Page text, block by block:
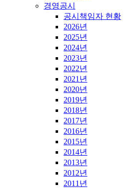
경영공시
공시책임자 현황
2026년
2025년
2024년
2023년
2022년
2021년
2020년
2019년
2018년
2017년
2016년
2015년
2014년
2013년
2012년
2011년